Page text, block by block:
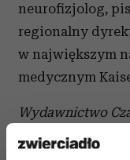
neurofizjolog,
regionalny
w największym
medycznym
Wydawnictwo